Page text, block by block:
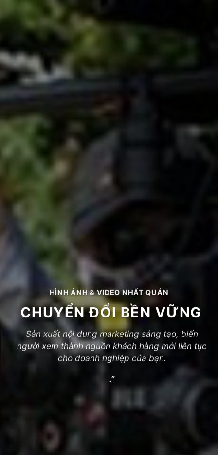
HÌNH ẢNH & VIDEO NHẤT QUÁN
CHUYỂN ĐỔI BỀN VỮNG
Sản xuất nội dung marketing sáng tạo, biến
người xem thành nguồn khách hàng mới liên tục
cho doanh nghiệp của bạn.
.”